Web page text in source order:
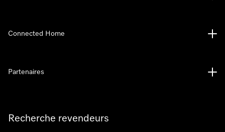
Recherche revendeurs
Connected Home
Partenaires